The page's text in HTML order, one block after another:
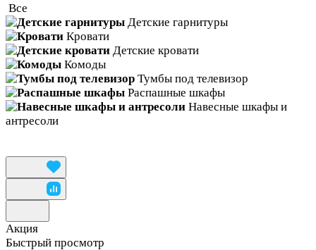
Все
Детские гарнитуры
Кровати
Детские кровати
Комоды
Тумбы под телевизор
Распашные шкафы
Навесные шкафы и
антресоли
Акция
Быстрый просмотр